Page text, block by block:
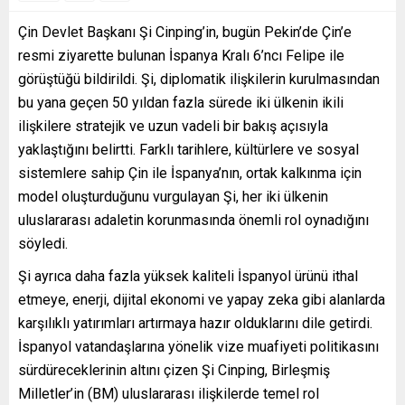
Çin Devlet Başkanı Şi Cinping’in, bugün Pekin’de Çin’e
resmi ziyarette bulunan İspanya Kralı 6’ncı Felipe ile
görüştüğü bildirildi. Şi, diplomatik ilişkilerin kurulmasından
bu yana geçen 50 yıldan fazla sürede iki ülkenin ikili
ilişkilere stratejik ve uzun vadeli bir bakış açısıyla
yaklaştığını belirtti. Farklı tarihlere, kültürlere ve sosyal
sistemlere sahip Çin ile İspanya’nın, ortak kalkınma için
model oluşturduğunu vurgulayan Şi, her iki ülkenin
uluslararası adaletin korunmasında önemli rol oynadığını
söyledi.
Şi ayrıca daha fazla yüksek kaliteli İspanyol ürünü ithal
etmeye, enerji, dijital ekonomi ve yapay zeka gibi alanlarda
karşılıklı yatırımları artırmaya hazır olduklarını dile getirdi.
İspanyol vatandaşlarına yönelik vize muafiyeti politikasını
sürdüreceklerinin altını çizen Şi Cinping, Birleşmiş
Milletler’in (BM) uluslararası ilişkilerde temel rol